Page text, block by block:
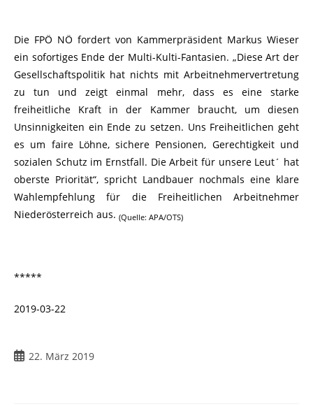
Die FPÖ NÖ fordert von Kammerpräsident Markus Wieser
ein sofortiges Ende der Multi-Kulti-Fantasien. „Diese Art der
Gesellschaftspolitik hat nichts mit Arbeitnehmervertretung
zu tun und zeigt einmal mehr, dass es eine starke
freiheitliche Kraft in der Kammer braucht, um diesen
Unsinnigkeiten ein Ende zu setzen. Uns Freiheitlichen geht
es um faire Löhne, sichere Pensionen, Gerechtigkeit und
sozialen Schutz im Ernstfall. Die Arbeit für unsere Leut´ hat
oberste Priorität“, spricht Landbauer nochmals eine klare
Wahlempfehlung für die Freiheitlichen Arbeitnehmer
Niederösterreich aus. (Quelle: APA/OTS)
*****
2019-03-22
22. März 2019